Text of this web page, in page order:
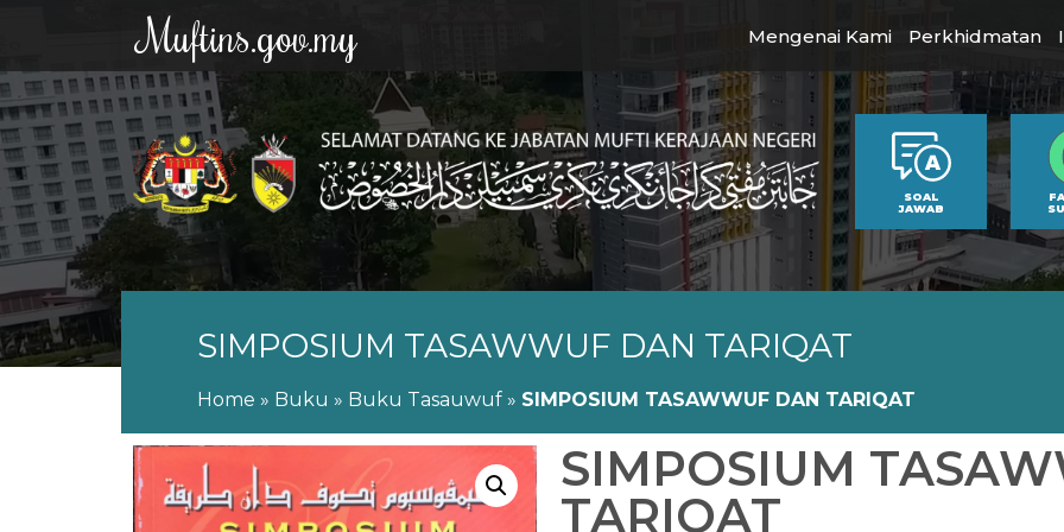
Muftins.gov.my Mengenai Kami Perkhidmatan
SOAL
JAWAB
SIMPOSIUM TASAWWUF DAN TARIQAT
Home » Buku » Buku Tasauwuf » SIMPOSIUM TASAWWUF DAN TARIQAT
SIMPOSIUM
TARIQAT